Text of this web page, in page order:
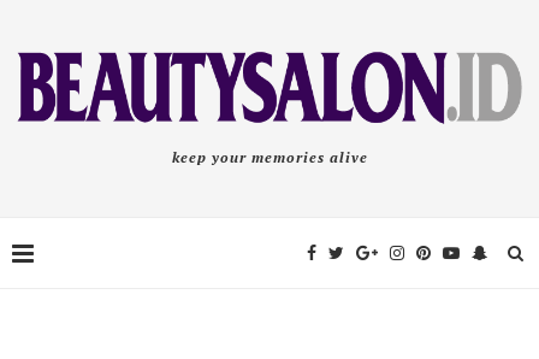
keep your memories alive